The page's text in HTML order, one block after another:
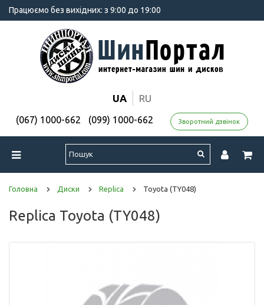
Працюємо без вихідних: з 9:00 до 19:00
UA RU
(067) 1000-662 (099) 1000-662 Зворотний дзвінок
Головна Диски Replica Toyota (TY048)
Replica Toyota (TY048)